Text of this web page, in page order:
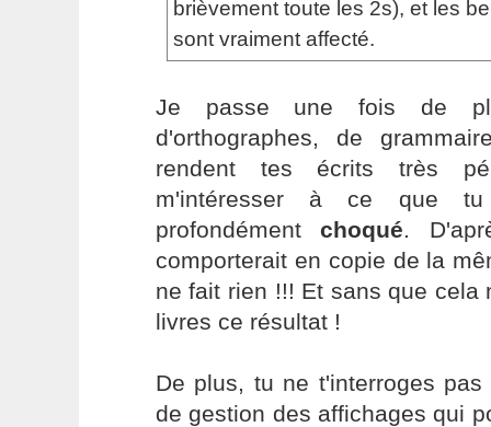
brièvement toute les 2s), et les
sont vraiment affecté.
Je passe une fois de
d'orthographes, de
rendent tes écrits très
m'intéresser à ce que
profondémentchoqué.
comporterait en copie de la
ne fait rien !!! Et sans que cela
livres ce résultat !
De plus, tu ne t'interroges
de gestion des affichages qui